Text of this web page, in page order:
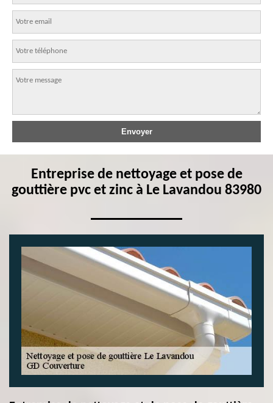
Entreprise de nettoyage et pose de
gouttière pvc et zinc à Le Lavandou 83980